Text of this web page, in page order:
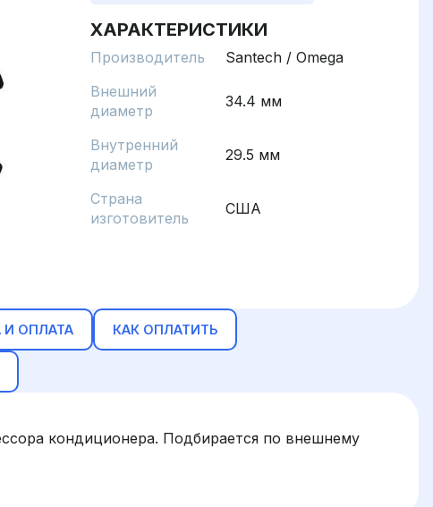
ХАРАКТЕРИСТИКИ
Производитель
Santech / Omega
Внешний
диаметр
34.4 мм
Внутренний
диаметр
29.5 мм
Страна
изготовитель
США
И ОПЛАТА КАК ОПЛАТИТЬ
кондиционера. Подбирается по внешнему